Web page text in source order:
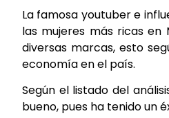
La famosa youtuber e
las mujeres más ricas en
diversas marcas, esto
economía en el país.
Según el listado del
bueno, pues ha tenido un